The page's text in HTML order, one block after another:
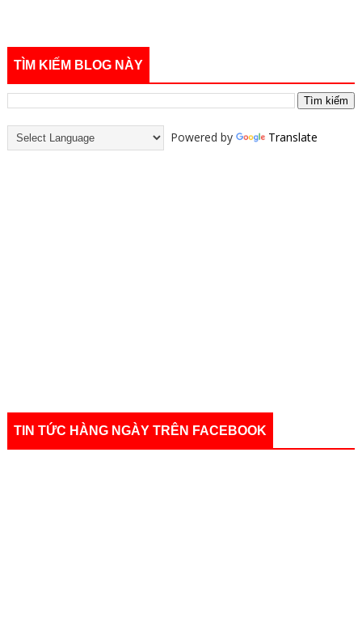
TÌM KIẾM BLOG NÀY
Powered by Translate
TIN TỨC HÀNG NGÀY TRÊN FACEBOOK